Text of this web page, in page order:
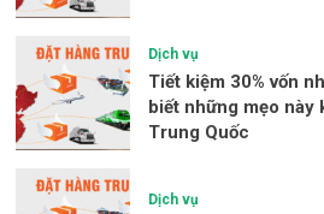
Dịch vụ
Tiết kiệm 30% vốn
biết những mẹo này
Trung Quốc
Dịch vụ